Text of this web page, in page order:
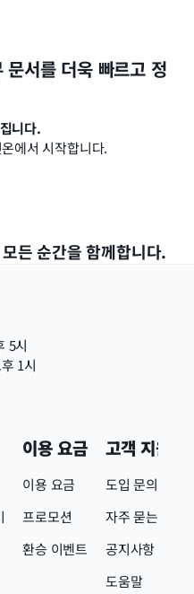
문서를 더욱 빠르고 정
니다.
에서 시작합니다.
든 순간을 함께합니다.
5시
1시
이용 요금
이용 요금
프로모션
환승 이벤트
고객 지원
도입 문의
자주 묻는 질문
공지사항
도움말